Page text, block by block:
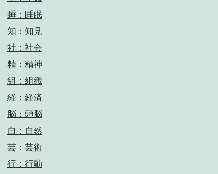
睡：睡眠
知：知見
社：社会
精：精神
組：組織
経：経済
脳：頭脳
自：自然
芸：芸術
行：行動